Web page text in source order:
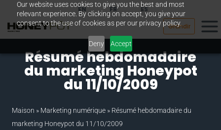
Our website uses cookies to give you the best and most
relevant experience. By clicking on accept, you give your
consent to the use of cookies as per our privacy policy.
Deny Accept
Passer
contenu
EN FR ES
Grandir
Résumé hebdomadaire
du marketing Honeypot
du 11/10/2009
Maison » Marketing numérique » Résumé hebdomadaire du
marketing Honeypot du 11/10/2009